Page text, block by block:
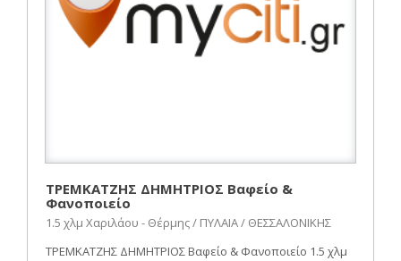
ΤΡΕΜΚΑΤΖΗΣ ΔΗΜΗΤΡΙΟΣ Βαφείο &
Φανοποιείο
1.5 χλμ Χαριλάου - Θέρμης / ΠΥΛΑΙΑ / ΘΕΣΣΑΛΟΝΙΚΗΣ
ΤΡΕΜΚΑΤΖΗΣ ΔΗΜΗΤΡΙΟΣ Βαφείο & Φανοποιείο 1.5 χλμ